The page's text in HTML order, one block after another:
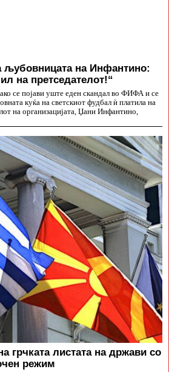
на Инфантино:
на претседателот!“
се појави уште еден скандал во ФИФА и се
куќа на светскиот фудбал ѝ платила на
на организацијата, Џани Инфантино,
грчката листата на држави со
режим